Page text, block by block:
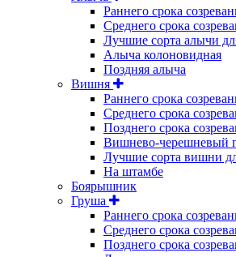
Раннего срока
Среднего срока
Лучшие сорта алычи
Алыча колоновидная
Поздняя алыча
Вишня
Раннего срока
Среднего срока
Позднего срока
Вишнево-черешневый
Лучшие сорта вишни
На штамбе
Боярышник
Груша
Раннего срока
Среднего срока
Позднего срока